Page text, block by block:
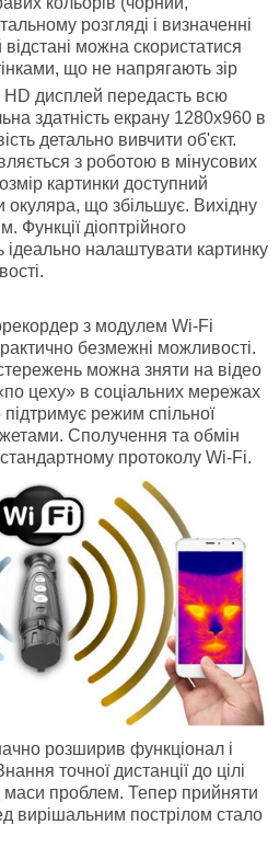
розгляді і визначенні
можна скористатися
що не напрягають зір
HD дисплей передасть всю
здатність екрану 1280x960 в
детально вивчити об'єкт.
з роботою в мінусових
картинки доступний
окуляра, що збільшує. Вихідну
Функції діоптрійного
налаштувати картинку
з модулем Wi-Fi
безмежні можливості.
можна зняти на відео
цеху» в соціальних мережах
режим спільної
Сполучення та обмін
протоколу Wi-Fi.
розширив функціонал і
точної дистанції до цілі
маси проблем. Тепер прийняти
вирішальним пострілом стало